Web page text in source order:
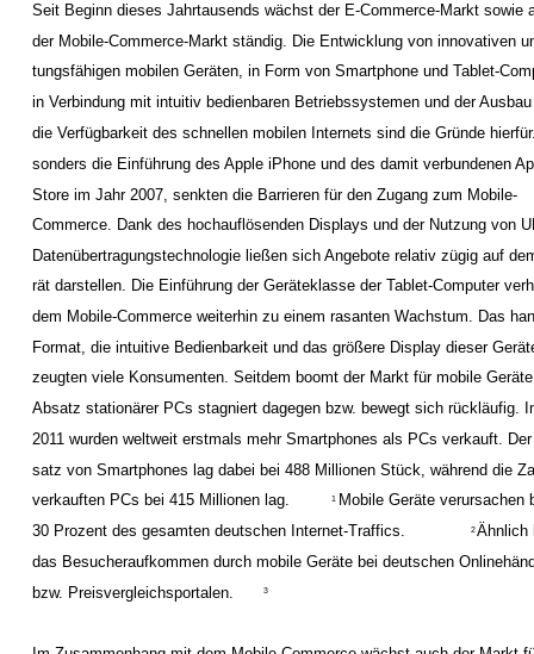
Seit Beginn dieses Jahrtausends wächst der E-Commerce-Markt sowie
der Mobile-Commerce-Markt ständig. Die Entwicklung von innovativen
tungsfähigen mobilen Geräten, in Form von Smartphone und Tablet-
in Verbindung mit intuitiv bedienbaren Betriebssystemen und der
die Verfügbarkeit des schnellen mobilen Internets sind die Gründe
sonders die Einführung des Apple iPhone und des damit verbundenen
Store im Jahr 2007, senkten die Barrieren für den Zugang zum Mobile-
Commerce. Dank des hochauflösenden Displays und der Nutzung von
Datenübertragungstechnologie ließen sich Angebote relativ zügig auf
rät darstellen. Die Einführung der Geräteklasse der Tablet-Computer
dem Mobile-Commerce weiterhin zu einem rasanten Wachstum. Das
Format, die intuitive Bedienbarkeit und das größere Display dieser
zeugten viele Konsumenten. Seitdem boomt der Markt für mobile
Absatz stationärer PCs stagniert dagegen bzw. bewegt sich rückläufig.
2011 wurden weltweit erstmals mehr Smartphones als PCs verkauft.
satz von Smartphones lag dabei bei 488 Millionen Stück, während die
verkauften PCs bei 415 Millionen lag.
1 Mobile Geräte verursachen
30 Prozent des gesamten deutschen Internet-Traffics.
2Ähnlich
das Besucheraufkommen durch mobile Geräte bei deutschen
bzw. Preisvergleichsportalen.
3